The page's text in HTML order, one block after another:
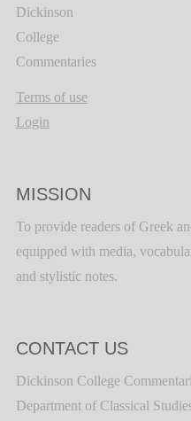
Dickinson
College
Commentaries
Terms of use
Login
MISSION
To provide readers of Greek
equipped with media,
and stylistic notes.
CONTACT US
Dickinson College
Department of Classical